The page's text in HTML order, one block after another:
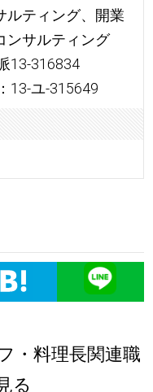
ルティング、開業
ンサルティング
13-316834
13-ユ-315649
・料理長関連職
る